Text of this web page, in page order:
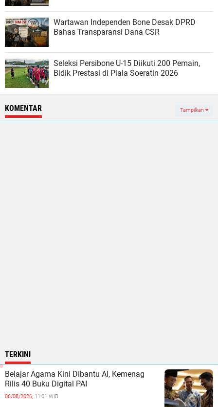
Wartawan Independen Bone Desak DPRD
Bahas Transparansi Dana CSR
Seleksi Persibone U-15 Diikuti 200 Pemain,
Bidik Prestasi di Piala Soeratin 2026
KOMENTAR Tampilkan
TERKINI
Belajar Agama Kini Dibantu AI, Kemenag
Rilis 40 Buku Digital PAI
06/08/2026, 11:01 WIB